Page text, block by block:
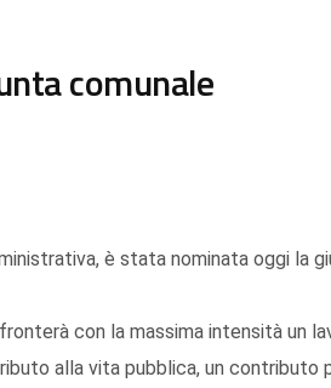
comunale
è stata nominata oggi la
con la massima intensità un
alla vita pubblica, un contributo